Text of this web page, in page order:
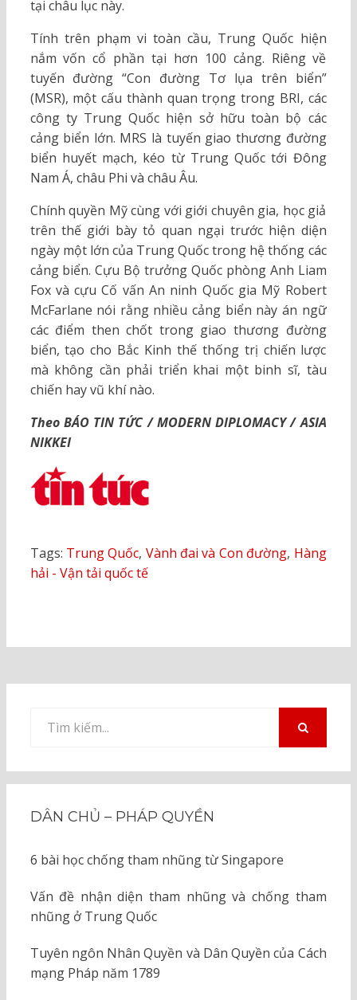
tại châu lục này.
Tính trên phạm vi toàn cầu, Trung Quốc hiện
nắm vốn cổ phần tại hơn 100 cảng. Riêng về
tuyến đường “Con đường Tơ lụa trên biển”
(MSR), một cấu thành quan trọng trong BRI, các
công ty Trung Quốc hiện sở hữu toàn bộ các
cảng biển lớn. MRS là tuyến giao thương đường
biển huyết mạch, kéo từ Trung Quốc tới Đông
Nam Á, châu Phi và châu Âu.
Chính quyền Mỹ cùng với giới chuyên gia, học giả
trên thế giới bày tỏ quan ngại trước hiện diện
ngày một lớn của Trung Quốc trong hệ thống các
cảng biển. Cựu Bộ trưởng Quốc phòng Anh Liam
Fox và cựu Cố vấn An ninh Quốc gia Mỹ Robert
McFarlane nói rằng nhiều cảng biển này án ngữ
các điểm then chốt trong giao thương đường
biển, tạo cho Bắc Kinh thế thống trị chiến lược
mà không cần phải triển khai một binh sĩ, tàu
chiến hay vũ khí nào.
Theo BÁO TIN TỨC / MODERN DIPLOMACY / ASIA
NIKKEI
Tags: Trung Quốc, Vành đai và Con đường, Hàng
hải - Vận tải quốc tế
kiếm
DÂN CHỦ – PHÁP QUYỀN
6 bài học chống tham nhũng từ Singapore
Vấn đề nhận diện tham nhũng và chống tham
nhũng ở Trung Quốc
Tuyên ngôn Nhân Quyền và Dân Quyền của Cách
mạng Pháp năm 1789